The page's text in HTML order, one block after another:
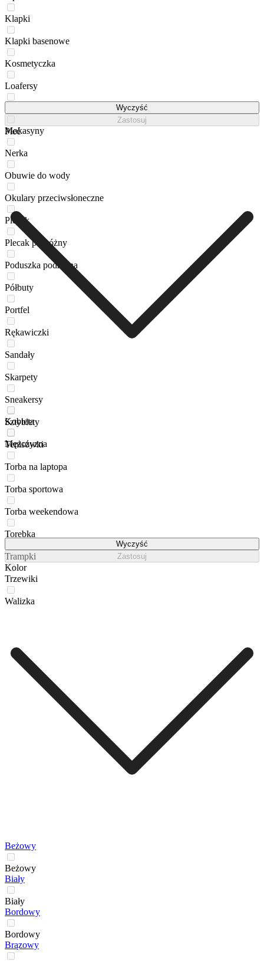
Klapki
Klapki basenowe
Kosmetyczka
Loafersy
Mokasyny
Nerka
Obuwie do wody
Okulary przeciwsłoneczne
Plecak
Plecak podróżny
Poduszka podróżna
Półbuty
Portfel
Rękawiczki
Sandały
Skarpety
Sneakersy
Sztyblety
Tenisówki
Torba na laptopa
Torba sportowa
Torba weekendowa
Torebka
Trampki
Trzewiki
Walizka
Wyczyść
Zastosuj
Płeć
Kobieta
Mężczyzna
Wyczyść
Zastosuj
Kolor
Beżowy
Beżowy
Biały
Biały
Bordowy
Bordowy
Brązowy